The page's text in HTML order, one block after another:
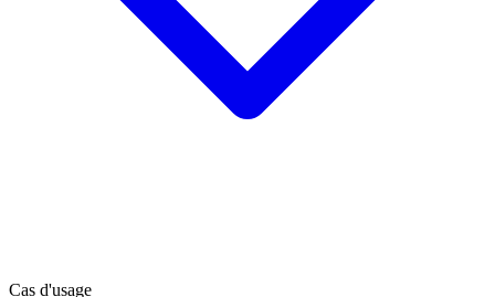
Cas d'usage